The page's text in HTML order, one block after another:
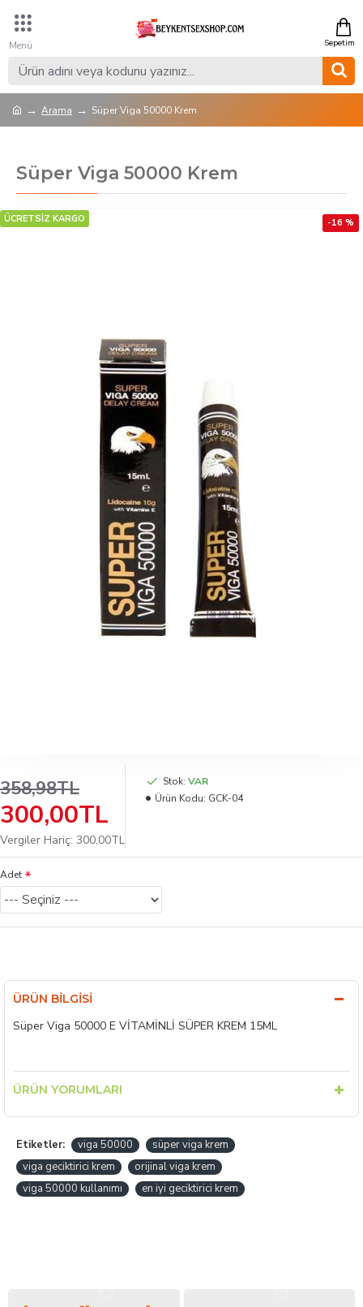
Arama Süper Viga 50000 Krem
Süper Viga 50000 Krem
ÜCRETSİZ KARGO -16 %
300,00TL
358,98TL
Vergiler Hariç: 300,00TL
Stok: VAR
Ürün Kodu: GCK-04
Adet
ÜRÜN BILGISI
Süper Viga 50000 E VİTAMİNLİ SÜPER KREM 15ML
ÜRÜN YORUMLARI
Etiketler: viga 50000
süper viga krem
viga geciktirici krem
orijinal viga krem
viga 50000 kullanımı
en iyi geciktirici krem